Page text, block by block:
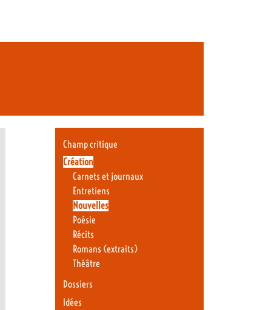
Champ critique
Création
Carnets et journaux
Entretiens
Nouvelles
Poésie
Récits
Romans (extraits)
Théâtre
Dossiers
Idées